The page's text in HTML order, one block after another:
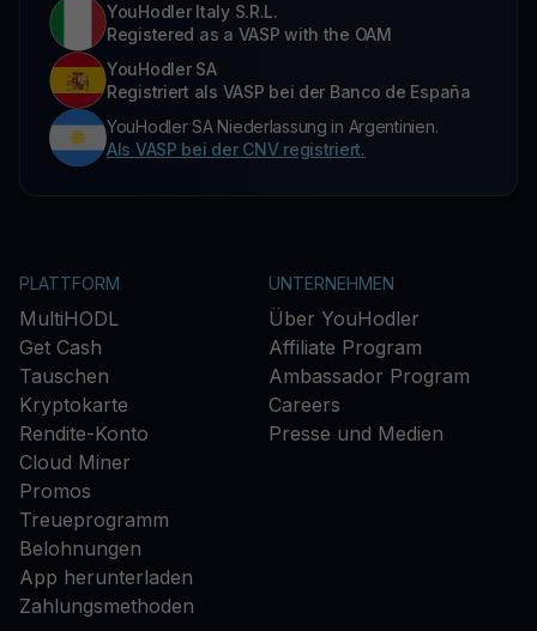
YouHodler Italy S.R.L.
Registered as a VASP with the OAM
YouHodler SA
Registriert als VASP bei der Banco de España
YouHodler SA Niederlassung in Argentinien.
Als VASP bei der CNV registriert.
PLATTFORM
MultiHODL
Get Cash
Tauschen
Kryptokarte
Rendite-Konto
Cloud Miner
Promos
Treueprogramm
Belohnungen
App herunterladen
Zahlungsmethoden
UNTERNEHMEN
Über YouHodler
Affiliate Program
Ambassador Program
Careers
Presse und Medien